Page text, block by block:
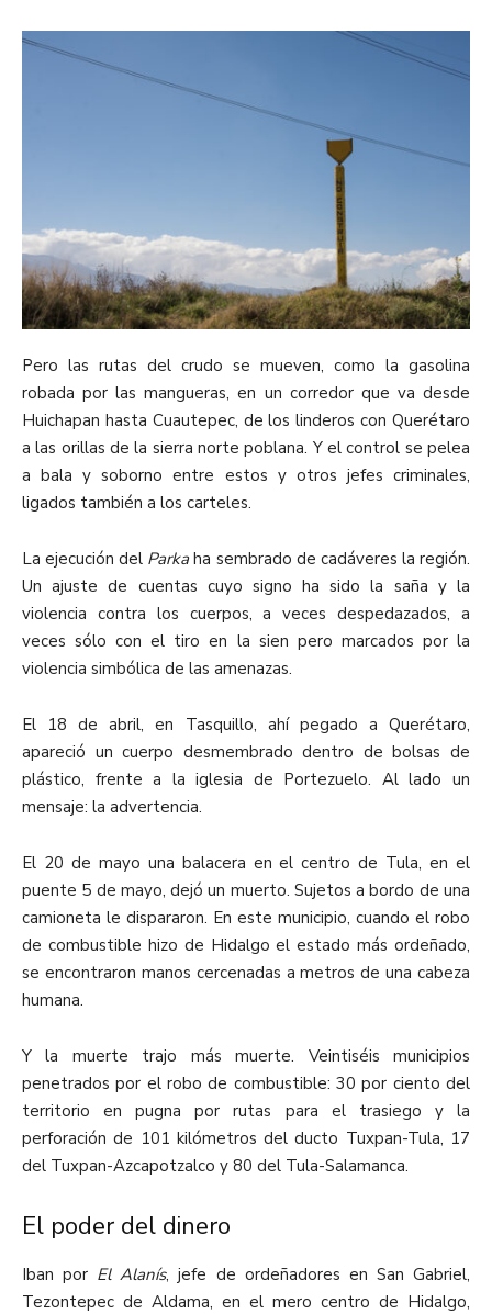
Pero las rutas del crudo se mueven, como la gasolina
robada por las mangueras, en un corredor que va desde
Huichapan hasta Cuautepec, de los linderos con Querétaro
a las orillas de la sierra norte poblana. Y el control se pelea
a bala y soborno entre estos y otros jefes criminales,
ligados también a los carteles.
La ejecución del Parka ha sembrado de cadáveres la región.
Un ajuste de cuentas cuyo signo ha sido la saña y la
violencia contra los cuerpos, a veces despedazados, a
veces sólo con el tiro en la sien pero marcados por la
violencia simbólica de las amenazas.
El 18 de abril, en Tasquillo, ahí pegado a Querétaro,
apareció un cuerpo desmembrado dentro de bolsas de
plástico, frente a la iglesia de Portezuelo. Al lado un
mensaje: la advertencia.
El 20 de mayo una balacera en el centro de Tula, en el
puente 5 de mayo, dejó un muerto. Sujetos a bordo de una
camioneta le dispararon. En este municipio, cuando el robo
de combustible hizo de Hidalgo el estado más ordeñado,
se encontraron manos cercenadas a metros de una cabeza
humana.
Y la muerte trajo más muerte. Veintiséis municipios
penetrados por el robo de combustible: 30 por ciento del
territorio en pugna por rutas para el trasiego y la
perforación de 101 kilómetros del ducto Tuxpan-Tula, 17
del Tuxpan-Azcapotzalco y 80 del Tula-Salamanca.
El poder del dinero
Iban por El Alanís, jefe de ordeñadores en San Gabriel,
Tezontepec de Aldama, en el mero centro de Hidalgo,